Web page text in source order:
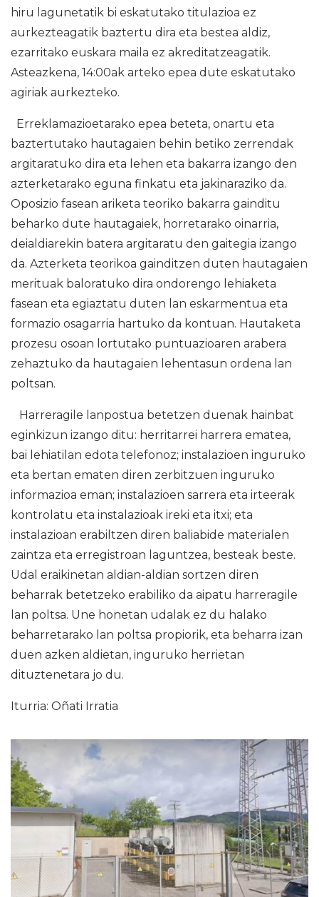
hiru lagunetatik bi eskatutako titulazioa ez
aurkezteagatik baztertu dira eta bestea aldiz,
ezarritako euskara maila ez akreditatzeagatik.
Asteazkena, 14:00ak arteko epea dute eskatutako
agiriak aurkezteko.
Erreklamazioetarako epea beteta, onartu eta
baztertutako hautagaien behin betiko zerrendak
argitaratuko dira eta lehen eta bakarra izango den
azterketarako eguna finkatu eta jakinaraziko da.
Oposizio fasean ariketa teoriko bakarra gainditu
beharko dute hautagaiek, horretarako oinarria,
deialdiarekin batera argitaratu den gaitegia izango
da. Azterketa teorikoa gainditzen duten hautagaien
merituak baloratuko dira ondorengo lehiaketa
fasean eta egiaztatu duten lan eskarmentua eta
formazio osagarria hartuko da kontuan. Hautaketa
prozesu osoan lortutako puntuazioaren arabera
zehaztuko da hautagaien lehentasun ordena lan
poltsan.
Harreragile lanpostua betetzen duenak hainbat
eginkizun izango ditu: herritarrei harrera ematea,
bai lehiatilan edota telefonoz; instalazioen inguruko
eta bertan ematen diren zerbitzuen inguruko
informazioa eman; instalazioen sarrera eta irteerak
kontrolatu eta instalazioak ireki eta itxi; eta
instalazioan erabiltzen diren baliabide materialen
zaintza eta erregistroan laguntzea, besteak beste.
Udal eraikinetan aldian-aldian sortzen diren
beharrak betetzeko erabiliko da aipatu harreragile
lan poltsa. Une honetan udalak ez du halako
beharretarako lan poltsa propiorik, eta beharra izan
duen azken aldietan, inguruko herrietan
dituztenetara jo du.
Iturria: Oñati Irratia